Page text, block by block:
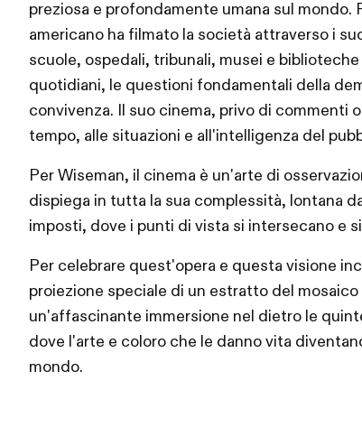
preziosa e profondamente umana sul
americano ha filmato la società attraverso i
scuole, ospedali, tribunali, musei e
quotidiani, le questioni fondamentali della
convivenza. Il suo cinema, privo di commenti
tempo, alle situazioni e all'intelligenza del
Per Wiseman, il cinema è un'arte di
dispiega in tutta la sua complessità, lontana
imposti, dove i punti di vista si intersecano e
Per celebrare quest'opera e questa visione
proiezione speciale di un estratto del mosaico
un'affascinante immersione nel dietro le
dove l'arte e coloro che le danno vita
mondo.